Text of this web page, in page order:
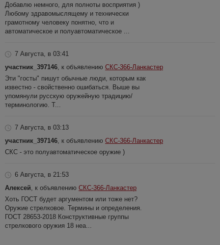
Добавлю немного, для полноты восприятия )
Любому здравомыслящему и технически
грамотному человеку понятно, что и
автоматическое и полуавтоматическое ...
7 Августа, в 03:41
участник_397146 , к объявлению СКС-366-Ланкастер
Эти "госты" пишут обычные люди, которым как
известно - свойственно ошибаться. Выше вы
упомянули русскую оружейную традицию/
терминологию. Т...
7 Августа, в 03:13
участник_397146 , к объявлению СКС-366-Ланкастер
СКС - это полуавтоматическое оружие )
6 Августа, в 21:53
Алексей , к объявлению СКС-366-Ланкастер
Хоть ГОСТ будет аргументом или тоже нет?
Оружие стрелковое. Термины и определения.
ГОСТ 28653-2018 Конструктивные группы
стрелкового оружия 18 неа...